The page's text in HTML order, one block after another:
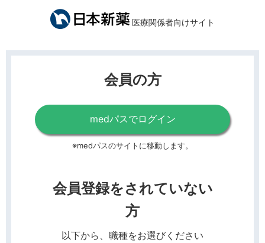
医療関係者向けサイト
会員の方
medパスでログイン
※medパスのサイトに移動します。
会員登録をされていない
方
以下から、職種をお選びください